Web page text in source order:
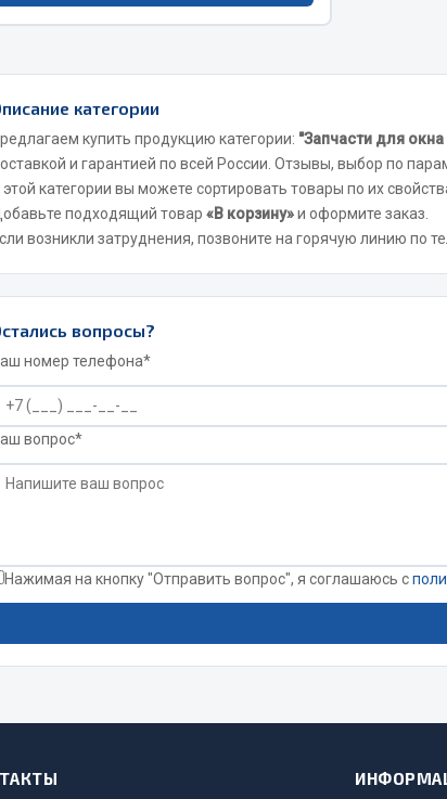
категории
купить продукцию категории: "Запчасти для
и гарантией по всей России. Отзывы, выбор по
этой категории вы можете сортировать товары по их
подходящий товар «В корзину»и оформите заказ.
возникли затруднения, позвоните на горячую линию по
вопросы?
номер телефона*
вопрос*
Нажимая на кнопку "Отправить вопрос", я соглашаюсь с